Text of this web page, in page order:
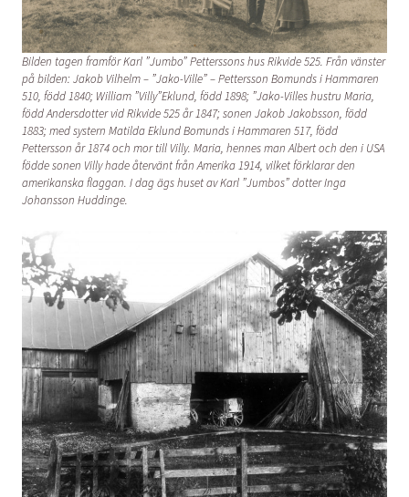
Bilden tagen framför Karl ”Jumbo” Petterssons hus Rikvide 525. Från vänster
på bilden: Jakob Vilhelm – ”Jako-Ville” – Pettersson Bomunds i Hammaren
510, född 1840; William ”Villy”Eklund, född 1898; ”Jako-Villes hustru Maria,
född Andersdotter vid Rikvide 525 år 1847; sonen Jakob Jakobsson, född
1883; med systern Matilda Eklund Bomunds i Hammaren 517, född
Pettersson år 1874 och mor till Villy. Maria, hennes man Albert och den i USA
födde sonen Villy hade återvänt från Amerika 1914, vilket förklarar den
amerikanska flaggan. I dag ägs huset av Karl ”Jumbos” dotter Inga
Johansson Huddinge.